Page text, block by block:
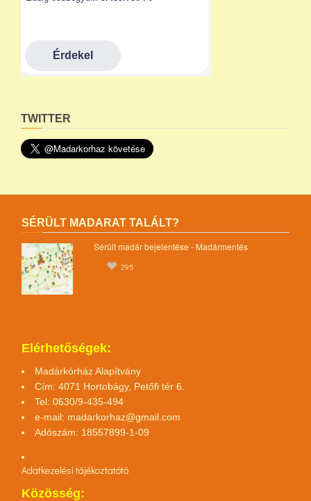
TWITTER
SÉRÜLT MADARAT TALÁLT?
Sérült madár bejelentése - Madármentés
295
Elérhetőségek:
Madárkórház Alapítvány
Cím: 4071 Hortobágy, Petőfi tér 6.
Tel: 0630/9-435-494
e-mail: madarkorhaz@gmail.com
Adószám: 18557899-1-09
Adatkezelési tájékoztatótó
Közösség: